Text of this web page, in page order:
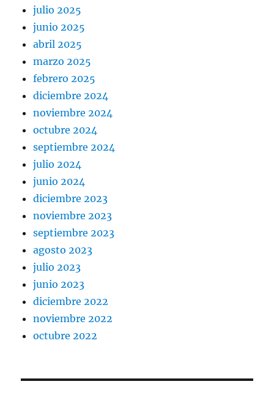
julio 2025
junio 2025
abril 2025
marzo 2025
febrero 2025
diciembre 2024
noviembre 2024
octubre 2024
septiembre 2024
julio 2024
junio 2024
diciembre 2023
noviembre 2023
septiembre 2023
agosto 2023
julio 2023
junio 2023
diciembre 2022
noviembre 2022
octubre 2022